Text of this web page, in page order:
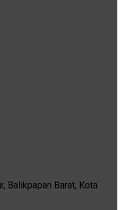
Balikpapan Barat, Kota